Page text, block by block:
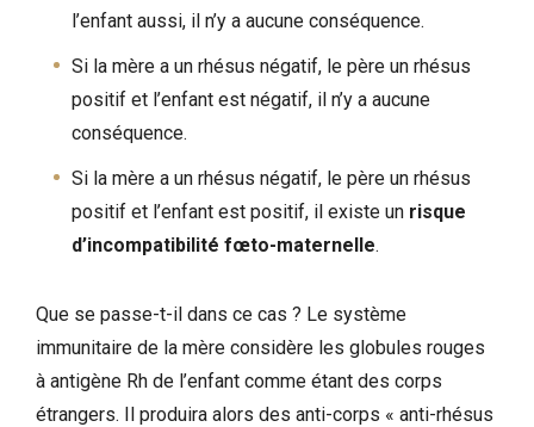
l’enfant aussi, il n’y a aucune conséquence.
Si la mère a un rhésus négatif, le père un rhésus
positif et l’enfant est négatif, il n’y a aucune
conséquence.
Si la mère a un rhésus négatif, le père un rhésus
positif et l’enfant est positif, il existe un risque
d’incompatibilité fœto-maternelle.
Que se passe-t-il dans ce cas ? Le système
immunitaire de la mère considère les globules rouges
à antigène Rh de l’enfant comme étant des corps
étrangers. Il produira alors des anti-corps « anti-rhésus